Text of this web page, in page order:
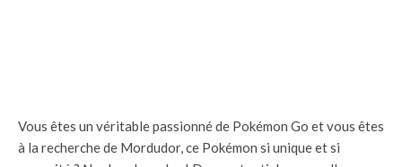
Vous êtes un véritable passionné de Pokémon Go et vous êtes
à la recherche de Mordudor, ce Pokémon si unique et si